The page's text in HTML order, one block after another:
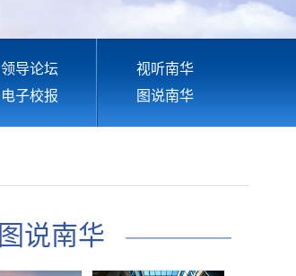
领导论坛
视听南华
电子校报 图说南华
图说南华